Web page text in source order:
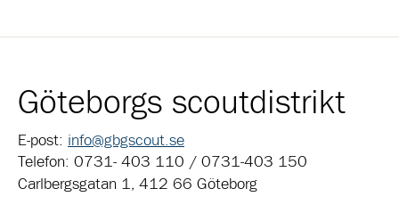
Göteborgs scoutdistrikt
E-post: info@gbgscout.se
Telefon: 0731- 403 110 / 0731-403 150
Carlbergsgatan 1, 412 66 Göteborg